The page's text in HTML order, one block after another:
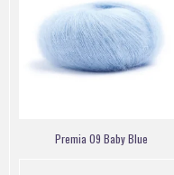
Premia 09 Baby Blue